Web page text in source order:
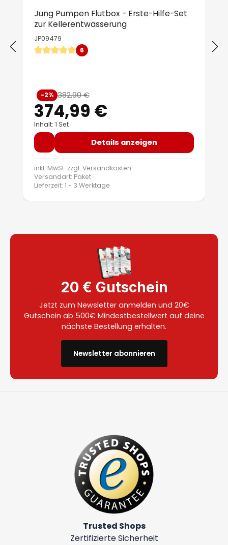
Jung Pumpen Flutbox - Erste-Hilfe-Set
zur Kellerentwässerung
JP09479
Durchschnittliche Bewertung von 5 von 5 Sternen
6
Verkaufspreis:
374,99 €
Regulärer Preis:
382,90 €
-2%
Inhalt: 1 Set
Details anzeigen
inkl. MwSt. zzgl. Versandkosten
Versandart: Paket
Lieferzeit: 1 - 3 Werktage
20 € Gutschein
Jetzt zum Newsletter anmelden und 20€
Gutschein ab 500€ Mindestbestellwert auf deine
nächste Bestellung erhalten.
Newsletter abonnieren
Trusted Shops
Zertifizierte Sicherheit